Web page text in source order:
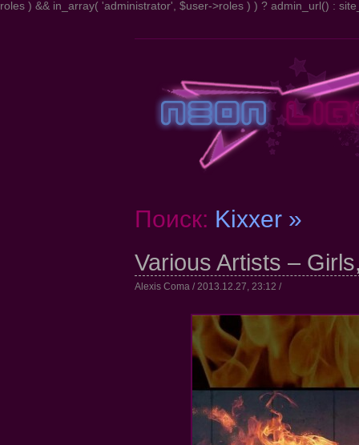
roles ) && in_array( 'administrator', $user->roles ) ) ? admin_url() :
Поиск: Kixxer »
Various Artists –
Alexis Coma / 2013.12.27, 23:12 /